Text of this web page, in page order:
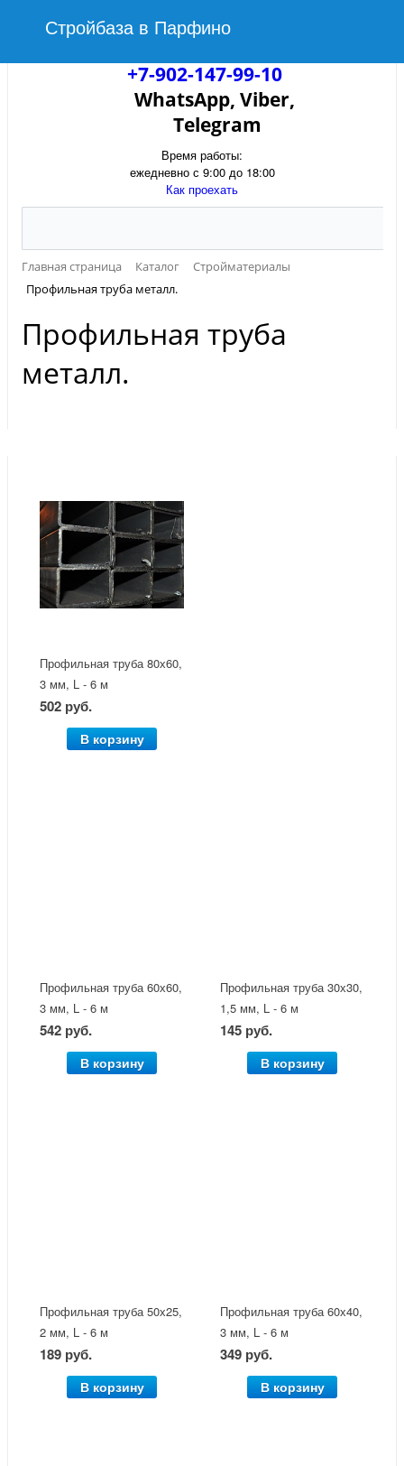
Стройбаза в Парфино
+7-902-147-99-10
WhatsApp, Viber,
Telegram
Время работы:
ежедневно с 9:00 до 18:00
Как проехать
Главная страница Каталог
Стройматериалы
Профильная труба металл.
Профильная труба
металл.
Профильная труба 80х60,
3 мм, L - 6 м
502 руб.
В корзину
Профильная труба 60х60,
3 мм, L - 6 м
542 руб.
В корзину
Профильная труба 30х30,
1,5 мм, L - 6 м
145 руб.
В корзину
Профильная труба 50х25,
2 мм, L - 6 м
189 руб.
В корзину
Профильная труба 60х40,
3 мм, L - 6 м
349 руб.
В корзину